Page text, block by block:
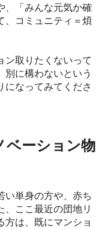
、「みんな元気か確
、コミュニティ＝煩
ン取りたくないって
別に構わないという
になってみてくださ
ベーション物
い単身の方や、赤ち
、ここ最近の団地リ
方は、既にマンショ